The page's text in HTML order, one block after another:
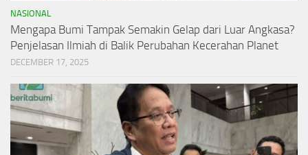
NASIONAL
Mengapa Bumi Tampak Semakin Gelap dari Luar Angkasa?
Penjelasan Ilmiah di Balik Perubahan Kecerahan Planet
DECEMBER 17, 2025